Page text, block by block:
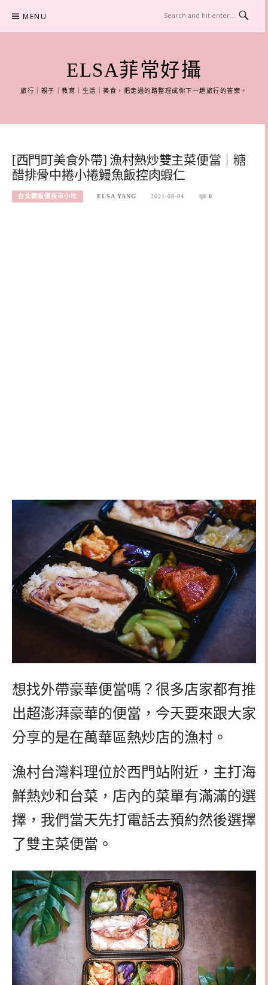
content
MENU
ELSA菲常好攝
旅行｜親子｜教育｜生活｜美食，把走過的路整理成你下一趟旅行的答案。
[西門町美食外帶] 漁村熱炒雙主菜便當｜糖
醋排骨中捲小捲鰻魚飯控肉蝦仁
台北銅板價夜市小吃 ELSA YANG 2021-08-04 0
想找外帶豪華便當嗎？很多店家都有推
出超澎湃豪華的便當，今天要來跟大家
分享的是在萬華區熱炒店的漁村。
漁村台灣料理位於西門站附近，主打海
鮮熱炒和台菜，店內的菜單有滿滿的選
擇，我們當天先打電話去預約然後選擇
了雙主菜便當。